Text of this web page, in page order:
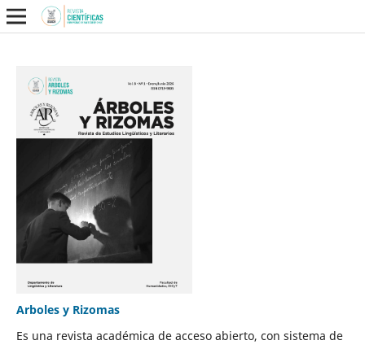
Arboles y Rizomas
Es una revista académica de acceso abierto, con sistema de